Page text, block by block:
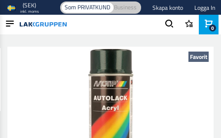
(SEK)
inkl. moms Som PRIVATKUND Business Skapa konto Logga In
Favorit
0